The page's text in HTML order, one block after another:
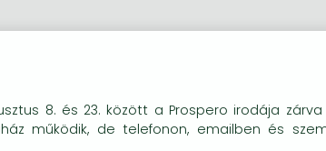
8. és 23. között a Prospero irodája
működik, de telefonon, emailben és
kat (sütiket) használunk, melyek célja,
részére.